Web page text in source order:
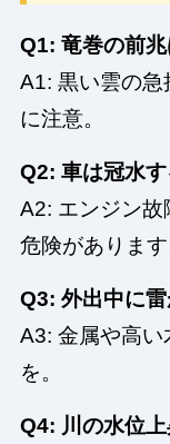
Q1: 竜巻の前兆
A1: 黒い雲の急
に注意。
Q2: 車は冠水
A2: エンジン故
危険があります
Q3: 外出中に
A3: 金属や高
を。
Q4: 川の水位